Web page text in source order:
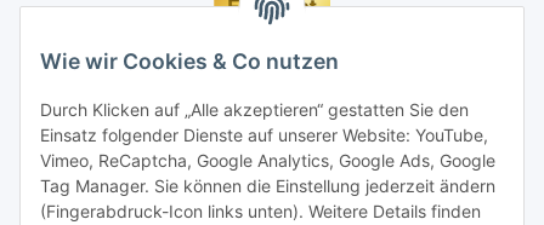
Wie wir Cookies & Co nutzen
Durch Klicken auf „Alle akzeptieren“ gestatten Sie den
Einsatz folgender Dienste auf unserer Website: YouTube,
Vimeo, ReCaptcha, Google Analytics, Google Ads, Google
Tag Manager. Sie können die Einstellung jederzeit ändern
(Fingerabdruck-Icon links unten). Weitere Details finden